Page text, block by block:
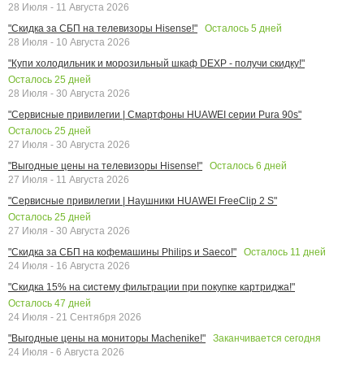
28 Июля - 11 Августа 2026
"Скидка за СБП на телевизоры Hisense!"
Осталось 5 дней
28 Июля - 10 Августа 2026
"Купи холодильник и морозильный шкаф DEXP - получи скидку!"
Осталось 25 дней
28 Июля - 30 Августа 2026
"Сервисные привилегии | Смартфоны HUAWEI серии Pura 90s"
Осталось 25 дней
27 Июля - 30 Августа 2026
"Выгодные цены на телевизоры Hisense!"
Осталось 6 дней
27 Июля - 11 Августа 2026
"Сервисные привилегии | Наушники HUAWEI FreeClip 2 S"
Осталось 25 дней
27 Июля - 30 Августа 2026
"Скидка за СБП на кофемашины Philips и Saeco!"
Осталось 11 дней
24 Июля - 16 Августа 2026
"Скидка 15% на систему фильтрации при покупке картриджа!"
Осталось 47 дней
24 Июля - 21 Сентября 2026
"Выгодные цены на мониторы Machenike!"
Заканчивается сегодня
24 Июля - 6 Августа 2026